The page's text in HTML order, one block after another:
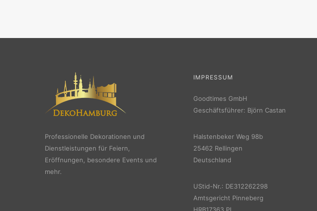
Professionelle Dekorationen und
Dienstleistungen für Feiern,
Eröffnungen, besondere Events und
mehr.
IMPRESSUM
Goodtimes GmbH
Geschäftsführer: Björn Castan
Halstenbeker Weg 98b
25462 Rellingen
Deutschland
UStid-Nr.: DE312262298
Amtsgericht Pinneberg